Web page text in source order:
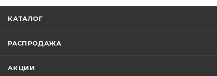
КАТАЛОГ
РАСПРОДАЖА
АКЦИИ